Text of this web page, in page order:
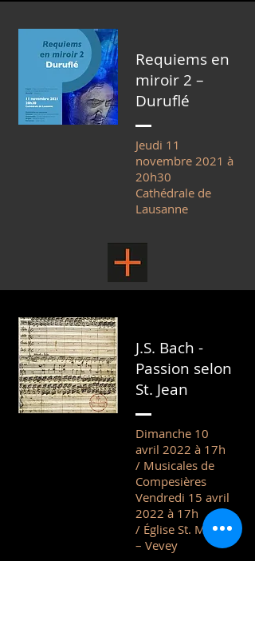
Requiems en
miroir 2 –
Duruflé
Jeudi 11
novembre 2021 à
20h30
Cathédrale de
Lausanne
J.S. Bach -
Passion selon
St. Jean
Dimanche 10
avril 2022 à 17h
/ Musicales de
Compesières
Vendredi 15 avril
2022 à 17h
/ Église St. Martin
– Vevey